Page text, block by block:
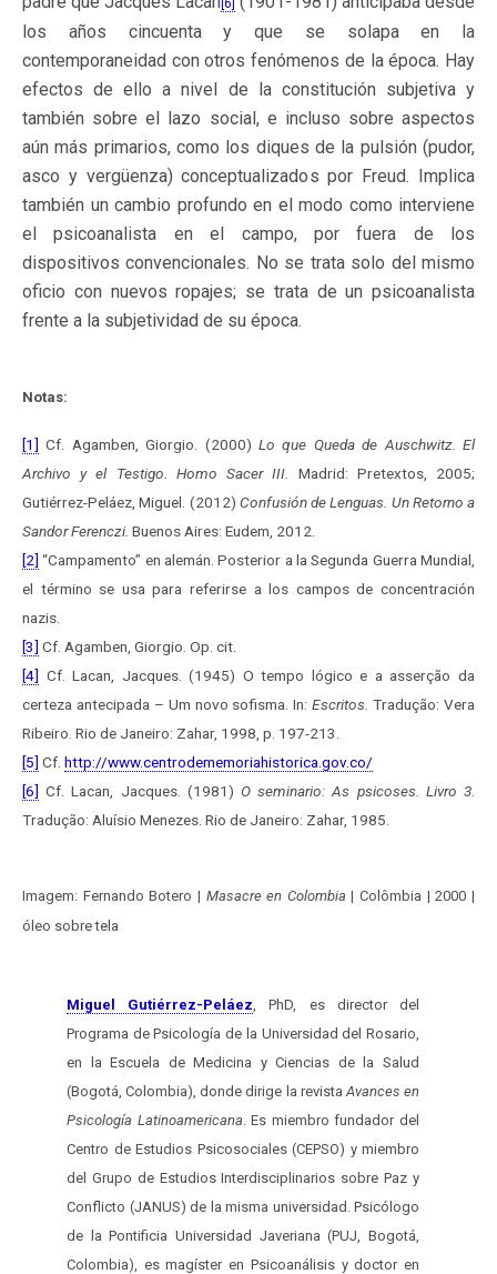
[6]
los años cincuenta y que se solapa en la
contemporaneidad con otros fenómenos de la época. Hay
efectos de ello a nivel de la constitución subjetiva y
también sobre el lazo social, e incluso sobre aspectos
aún más primarios, como los diques de la pulsión (pudor,
asco y vergüenza) conceptualizados por Freud. Implica
también un cambio profundo en el modo como interviene
el psicoanalista en el campo, por fuera de los
dispositivos convencionales. No se trata solo del mismo
oficio con nuevos ropajes; se trata de un psicoanalista
frente a la subjetividad de su época.
Notas:
[1] Cf. Agamben, Giorgio. (2000) Lo que Queda de Auschwitz. El
Archivo y el Testigo. Homo Sacer III . Madrid: Pretextos, 2005;
Gutiérrez-Peláez, Miguel. (2012) Confusión de Lenguas. Un Retorno a
Sandor Ferenczi. Buenos Aires: Eudem, 2012.
[2] “Campamento” en alemán. Posterior a la Segunda Guerra Mundial,
el término se usa para referirse a los campos de concentración
nazis.
[3] Cf. Agamben, Giorgio. Op. cit.
[4] Cf. Lacan, Jacques. (1945) O tempo lógico e a asserção da
certeza antecipada – Um novo sofisma. In:Escritos. Tradução: Vera
Ribeiro. Rio de Janeiro: Zahar, 1998, p. 197-213.
[5] Cf. http://www.centrodememoriahistorica.gov.co/
[6] Cf. Lacan, Jacques. (1981) O seminario: As psicoses. Livro 3
Tradução: Aluísio Menezes. Rio de Janeiro: Zahar, 1985.
Imagem: Fernando Botero | Masacre en Colombia | Colômbia | 2000 |
óleo sobre tela
Miguel Gutiérrez-Peláez, PhD, es director del
Programa de Psicología de la Universidad del Rosario,
en la Escuela de Medicina y Ciencias de la Salud
(Bogotá, Colombia), donde dirige la revistaAvances en
Psicología Latinoamericana. Es miembro fundador del
Centro de Estudios Psicosociales (CEPSO) y miembro
del Grupo de Estudios Interdisciplinarios sobre Paz y
Conflicto (JANUS) de la misma universidad. Psicólogo
de la Pontificia Universidad Javeriana (PUJ, Bogotá,
Colombia), es magíster en Psicoanálisis y doctor en